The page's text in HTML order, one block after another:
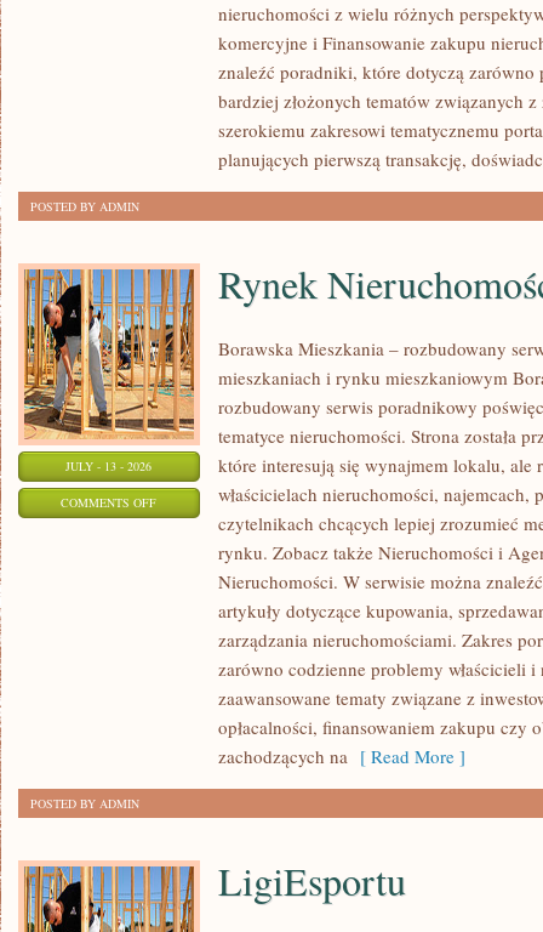
PIERWSZEJ
NIERUCHOMOŚCI
nieruchomości z wielu różnych
komercyjne i Finansowanie zakupu
znaleźć poradniki, które dotyczą
bardziej złożonych tematów związanych
szerokiemu zakresowi tematycznemu
planujących pierwszą transakcję,
POSTED BY ADMIN
JULY - 13 - 2026
COMMENTS OFFON
NIERUCHOMOŚCI
Rynek
Borawska Mieszkania – rozbudowany
mieszkaniach i rynku mieszkaniowym
rozbudowany serwis poradnikowy
tematyce nieruchomości. Strona została
które interesują się wynajmem lokalu, ale
właścicielach nieruchomości, najemcach,
czytelnikach chcących lepiej zrozumieć
rynku. Zobacz także Nieruchomości i
Nieruchomości. W serwisie można
artykuły dotyczące kupowania,
zarządzania nieruchomościami. Zakres
zarówno codzienne problemy właścicieli
zaawansowane tematy związane z
opłacalności, finansowaniem zakupu czy
zachodzących na [ Read More ]
POSTED BY ADMIN
LigiEsportu